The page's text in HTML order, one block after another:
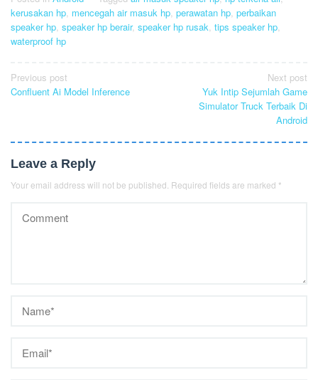
kerusakan hp mencegah air masuk hp perawatan hp perbaikan
speaker hp speaker hp berair, speaker hp rusak tips speaker hp
waterproof hp
Post
navigation
Previous post
Confluent Ai Model Inference
Next post
Yuk Intip Sejumlah Game
Simulator Truck Terbaik Di
Android
Leave a Reply
Your email address will not be published. Required fields are marked *